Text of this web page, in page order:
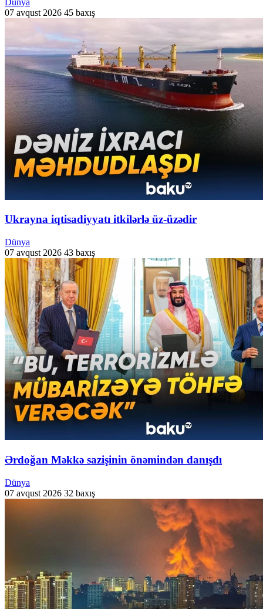
07 avqust 2026 45 baxış
Ukrayna iqtisadiyyatı itkilərlə üz-üzədir
Dünya
07 avqust 2026 43 baxış
Ərdoğan Məkkə sazişinin önəmindən danışdı
Dünya
07 avqust 2026 32 baxış